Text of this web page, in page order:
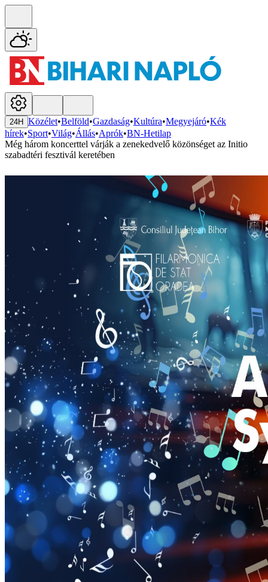
24H Közélet•Belföld•Gazdaság•Kultúra•Megyejáró•Kék
hírek•Sport•Világ•Állás•Aprók•BN-Hetilap
Még három koncerttel várják a zenekedvelő közönséget az Initio
szabadtéri fesztivál keretében